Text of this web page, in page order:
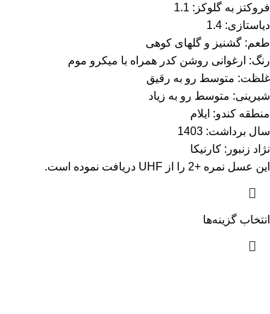
فروکتز به گلوکز: 1.1
دیاستازی: 1.4
طعم: گشنیز و گلهای کوهی
رنگ: ارغوانی روشن کدر همراه با میکرو موم
غلظت: متوسط رو به رقیق
شیرینی: متوسط رو به زیاد
منطقه کندو: ایلام
سال برداشت: 1403
نژاد زنبور: کارنیکا
این عسل نمره +2 را از UHF دریافت نموده است.
انتخاب گزینه‌ها